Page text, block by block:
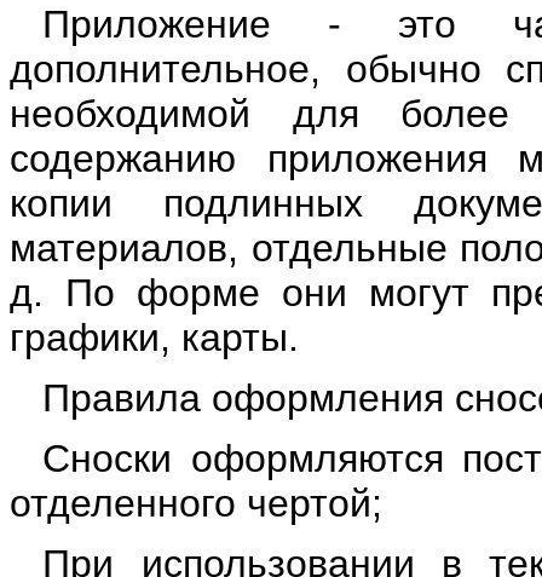
Приложение - это
дополнительное, обычно
необходимой для
содержанию приложения
копии подлинных
материалов, отдельные
д. По форме они могут
графики, карты.
Правила оформления
Сноски оформляются
отделенного чертой;
При использовании в